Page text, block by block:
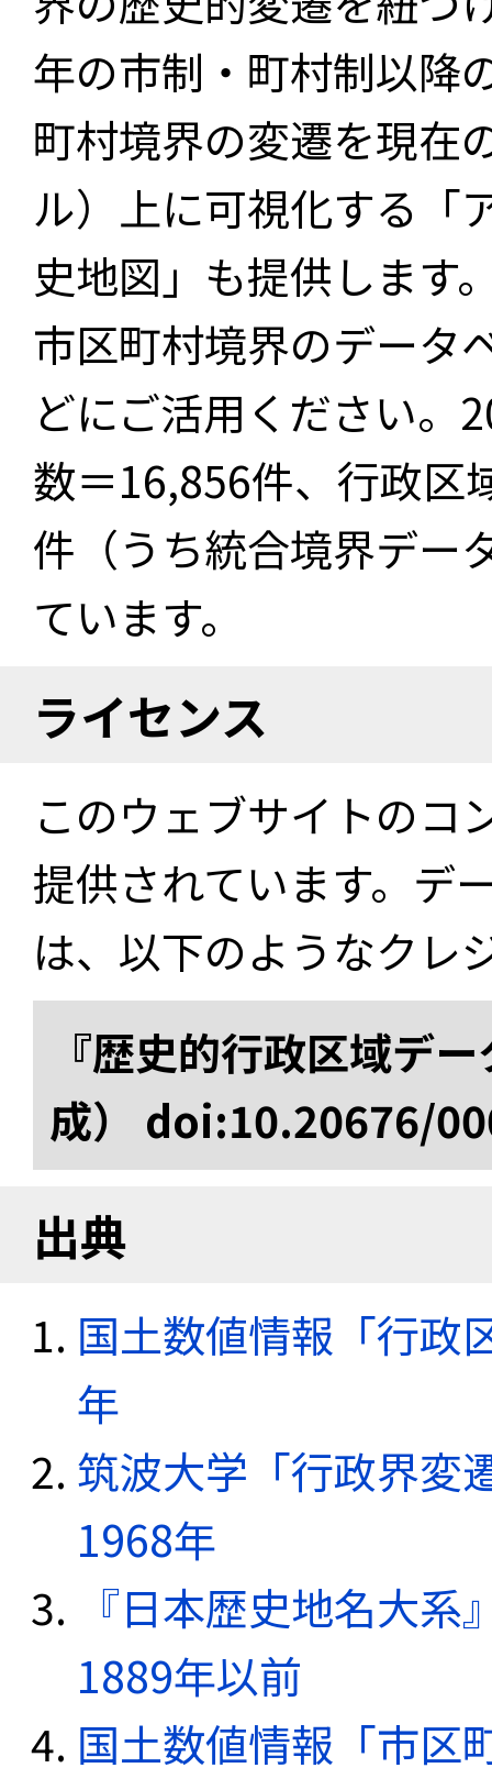
年の市制・町村制以降
町村境界の変遷を現在
ル）上に可視化する「
史地図」も提供します
市区町村境界のデータ
どにご活用ください。
数＝16,856件、行政区
件（うち統合境界デー
ています。
ライセンス
このウェブサイトのコ
提供されています。デ
は、以下のようなクレ
『歴史的行政区域デ
成） doi:10.20676/
出典
国土数値情報「行政
年
筑波大学「行政界変
1968年
『日本歴史地名大
1889年以前
国土数値情報「市区